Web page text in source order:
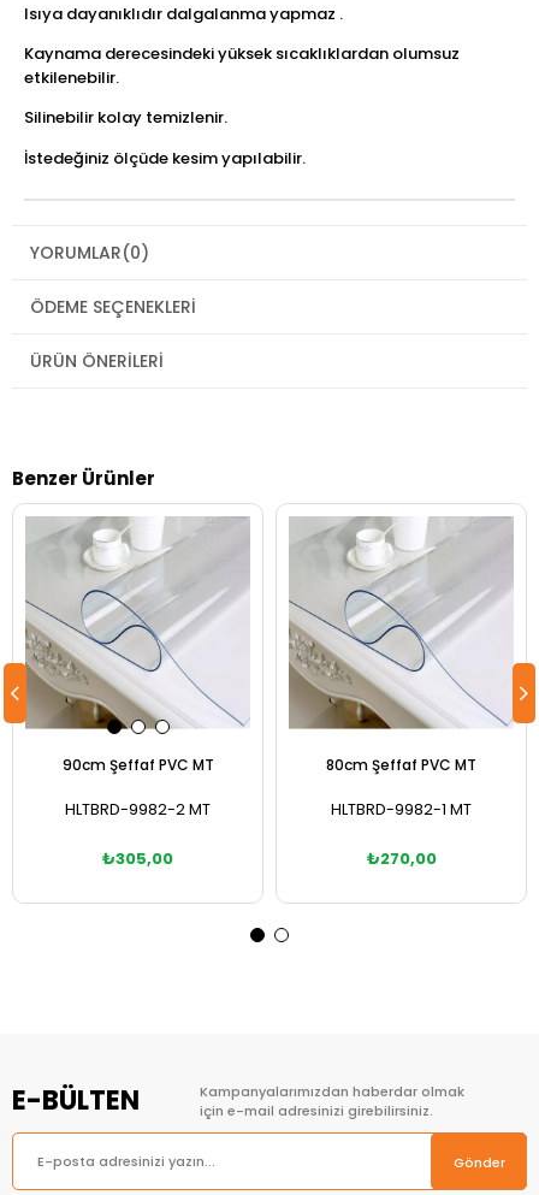
Isıya dayanıklıdır dalgalanma yapmaz .
Kaynama derecesindeki yüksek sıcaklıklardan olumsuz
etkilenebilir.
Silinebilir kolay temizlenir.
İstedeğiniz ölçüde kesim yapılabilir.
YORUMLAR(0)
ÖDEME SEÇENEKLERI
ÜRÜN ÖNERILERI
Benzer Ürünler
90cm Şeffaf PVC MT
HLTBRD-9982-2 MT
₺305,00
80cm Şeffaf PVC MT
HLTBRD-9982-1 MT
₺270,00
E-BÜLTEN
Kampanyalarımızdan haberdar olmak
için e-mail adresinizi girebilirsiniz.
Gönder